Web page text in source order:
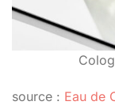
source : Eau de